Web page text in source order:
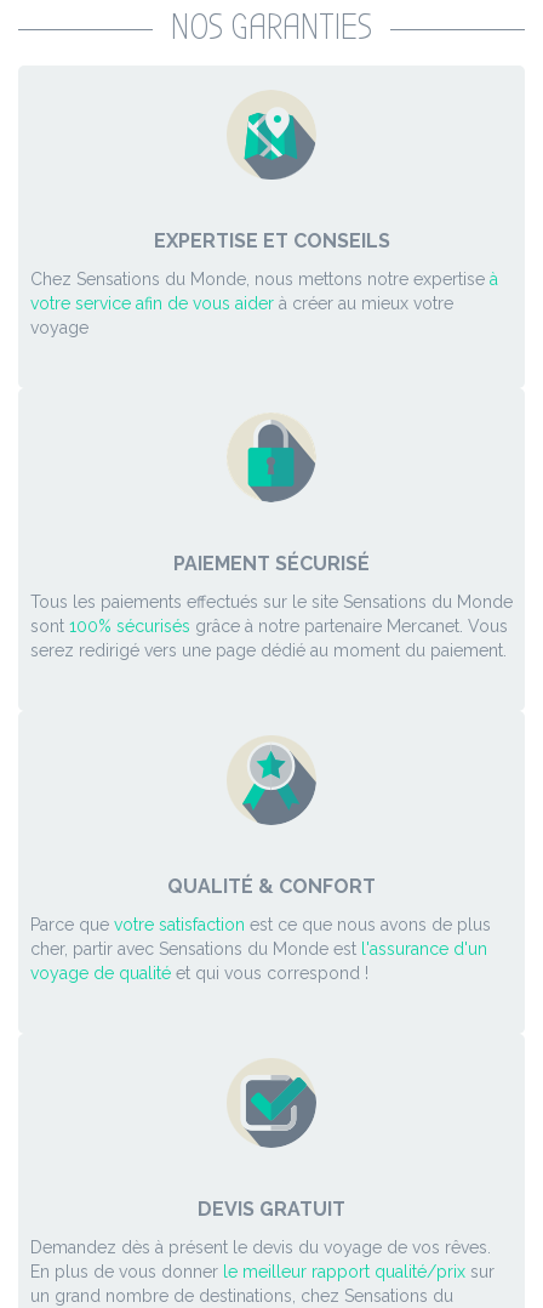
NOS GARANTIES
EXPERTISE ET CONSEILS
Chez Sensations du Monde, nous mettons notre expertise à
votre service afin de vous aider à créer au mieux votre
voyage
PAIEMENT SÉCURISÉ
Tous les paiements effectués sur le site Sensations du Monde
sont 100% sécurisés grâce à notre partenaire Mercanet. Vous
serez redirigé vers une page dédié au moment du paiement.
QUALITÉ & CONFORT
Parce que votre satisfaction est ce que nous avons de plus
cher, partir avec Sensations du Monde est l'assurance d'un
voyage de qualité et qui vous correspond !
DEVIS GRATUIT
Demandez dès à présent le devis du voyage de vos rêves.
En plus de vous donner le meilleur rapport qualité/prix sur
un grand nombre de destinations, chez Sensations du